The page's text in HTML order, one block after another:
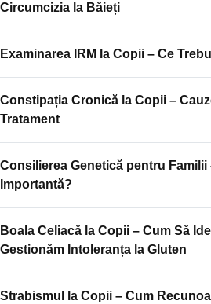
Circumcizia la Băieți
Examinarea IRM la Copii – Ce
Constipația Cronică la Copii –
Tratament
Consilierea Genetică pentru Familii
Importantă?
Boala Celiacă la Copii – Cum Să
Gestionăm Intoleranța la Gluten
Strabismul la Copii – Cum